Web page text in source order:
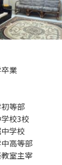
業
等部
校3校
学校
高等部
室主宰